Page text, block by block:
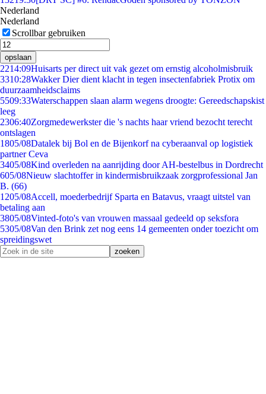
Nederland
Nederland
Scrollbar gebruiken
opslaan
2214:09Huisarts per direct uit vak gezet om ernstig alcoholmisbruik
3310:28Wakker Dier dient klacht in tegen insectenfabriek Protix om
duurzaamheidsclaims
5509:33Waterschappen slaan alarm wegens droogte: Gereedschapskist
leeg
2306:40Zorgmedewerkster die 's nachts haar vriend bezocht terecht
ontslagen
1805/08Datalek bij Bol en de Bijenkorf na cyberaanval op logistiek
partner Ceva
3405/08Kind overleden na aanrijding door AH-bestelbus in Dordrecht
605/08Nieuw slachtoffer in kindermisbruikzaak zorgprofessional Jan
B. (66)
1205/08Accell, moederbedrijf Sparta en Batavus, vraagt uitstel van
betaling aan
3805/08Vinted-foto's van vrouwen massaal gedeeld op seksfora
5305/08Van den Brink zet nog eens 14 gemeenten onder toezicht om
spreidingswet